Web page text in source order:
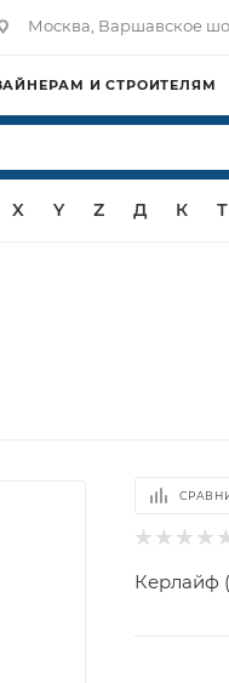
Москва, Варшавское
И СТРОИТЕЛЯМ
X Y Z Д К Т
Керлайф